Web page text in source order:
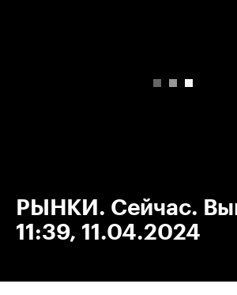
РЫНКИ. Сейчас.
11:39, 11.04.2024